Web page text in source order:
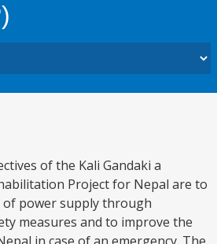
of the Kali Gandaki a
Project for Nepal are to
power supply through
measures and to improve the